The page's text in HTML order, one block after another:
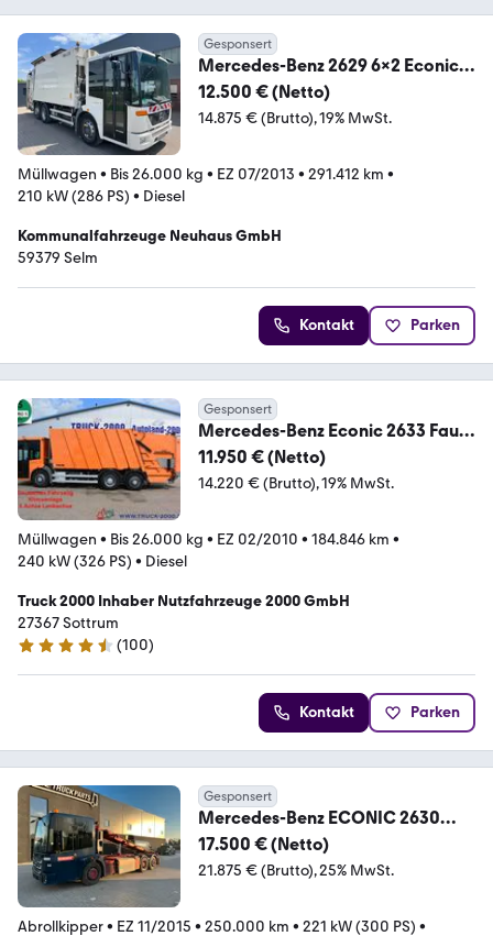
Gesponsert
Mercedes-Benz 2629 6x2 Econic
Zöller Medium XL 2-Kammer
12.500 € (Netto)
14.875 € (Brutto) 19% MwSt.
Müllwagen • Bis 26.000 kg • EZ 07/2013 • 291.412 km •
210 kW (286 PS) • Diesel
Kommunalfahrzeuge Neuhaus GmbH
59379 Selm
Kontakt Parken
Gesponsert
Mercedes-Benz Econic 2633 Faun
Variopress 522 Zöller Schüttung
11.950 € (Netto)
14.220 € (Brutto) 19% MwSt.
Müllwagen • Bis 26.000 kg • EZ 02/2010 • 184.846 km •
240 kW (326 PS) • Diesel
Truck 2000 Inhaber Nutzfahrzeuge 2000 GmbH
27367 Sottrum
4.4 Sterne
(100)
Kontakt Parken
Gesponsert
Mercedes-Benz ECONIC 2630
CNG GAS
17.500 € (Netto)
21.875 € (Brutto) 25% MwSt.
Abrollkipper• EZ 11/2015 • 250.000 km • 221 kW (300 PS) •